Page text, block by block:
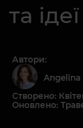
та
Автори:
Angelina
Створено:
Оновлено: